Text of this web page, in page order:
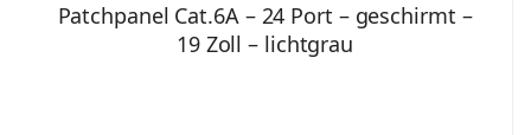
Patchpanel Cat.6A – 24 Port – geschirmt –
19 Zoll – lichtgrau